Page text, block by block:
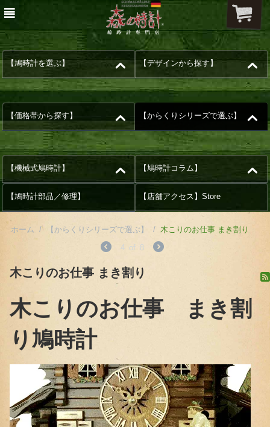
【鳩時計を選ぶ】 【デザインから探す】
【価格帯から探す】 【からくりシリーズで選ぶ】
【機械式鳩時計】 【鳩時計コラム】
【鳩時計部品／修理】 【店舗アクセス】Store
ホーム / 【からくりシリーズで選ぶ】 / 木こりのお仕事 まき割り
4 of 8
木こりのお仕事 まき割り
木こりのお仕事 まき割
り鳩時計